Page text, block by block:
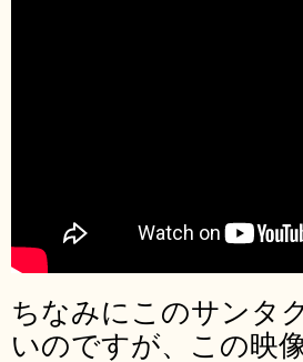
ちなみにこのサンタ
いのですが、この映